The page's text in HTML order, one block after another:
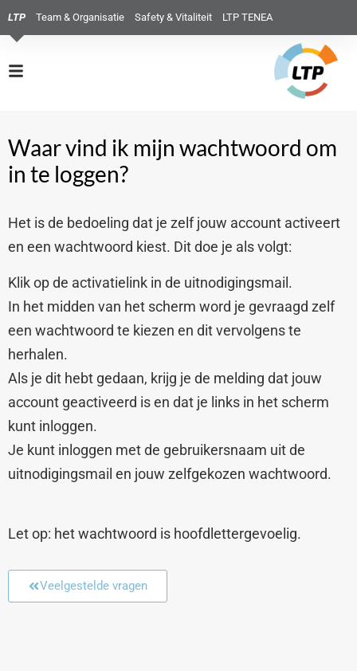
LTP Team & Organisatie Safety & Vitaliteit LTP TENEA
Waar vind ik mijn wachtwoord om
in te loggen?
Het is de bedoeling dat je zelf jouw account activeert
en een wachtwoord kiest. Dit doe je als volgt:
Klik op de activatielink in de uitnodigingsmail.
In het midden van het scherm word je gevraagd zelf
een wachtwoord te kiezen en dit vervolgens te
herhalen.
Als je dit hebt gedaan, krijg je de melding dat jouw
account geactiveerd is en dat je links in het scherm
kunt inloggen.
Je kunt inloggen met de gebruikersnaam uit de
uitnodigingsmail en jouw zelfgekozen wachtwoord.
Let op: het wachtwoord is hoofdlettergevoelig.
Veelgestelde vragen